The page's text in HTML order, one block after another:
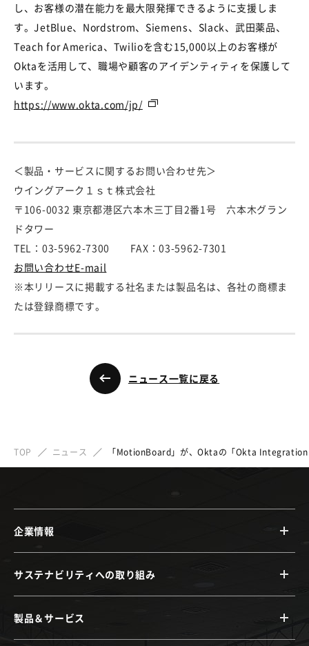
し、お客様の潜在能力を最大限発揮できるように支援しま
す。JetBlue、Nordstrom、Siemens、Slack、武田薬品、
Teach for America、Twilioを含む15,000以上のお客様が
Oktaを活用して、職場や顧客のアイデンティティを保護して
います。
https://www.okta.com/jp/
＜製品・サービスに関するお問い合わせ先＞
ウイングアーク１ｓｔ株式会社
〒106-0032 東京都港区六本木三丁目2番1号 六本木グラン
ドタワー
TEL：03-5962-7300 FAX：03-5962-7301
お問い合わせE-mail
※本リリースに掲載する社名または製品名は、各社の商標ま
たは登録商標です。
ニュース一覧に戻る
TOP ニュース 「MotionBoard」が、Oktaの「Okta
企業情報
サステナビリティへの取り組み
製品＆サービス